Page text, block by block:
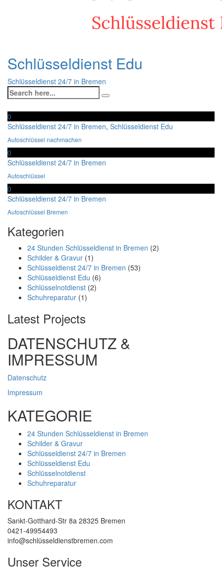
Schlüsseldienst Edu
Schlüsseldienst 24/7 in Bremen
0
Schlüsseldienst 24/7 in Bremen, Schlüsseldienst Edu
Autoschlüssel nachmachen
0
Schlüsseldienst 24/7 in Bremen
Autoschlüssel
0
Schlüsseldienst 24/7 in Bremen
Autoschlüssel Bremen
Kategorien
24 Stunden Schlüsseldienst in Bremen (2)
Schilder & Gravur (1)
Schlüsseldienst 24/7 in Bremen (53)
Schlüsseldienst Edu (6)
Schlüsselnotdienst (2)
Schuhreparatur (1)
Latest Projects
DATENSCHUTZ &
IMPRESSUM
Datenschutz
Impressum
KATEGORIE
24 Stunden Schlüsseldienst in Bremen
Schilder & Gravur
Schlüsseldienst 24/7 in Bremen
Schlüsseldienst Edu
Schlüsselnotdienst
Schuhreparatur
KONTAKT
Sankt-Gotthard-Str 8a 28325 Bremen
0421-49954493
info@schlüsseldienstbremen.com
Unser Service